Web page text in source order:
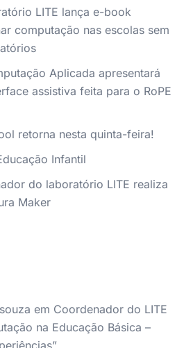
LITE lança e-book
computação nas escolas sem
Aplicada apresentará
assistiva feita para o RoPE
retorna nesta quinta-feira!
Infantil
do laboratório LITE realiza
Maker
em Coordenador do LITE
na Educação Básica –